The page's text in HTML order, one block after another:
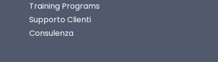
Training Programs
Supporto Clienti
Consulenza